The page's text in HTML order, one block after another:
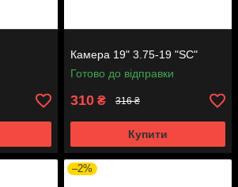
Камера 19" 3.75-19 "SC"
Готово до відправки
310 ₴ 316 ₴
Купити
–2%